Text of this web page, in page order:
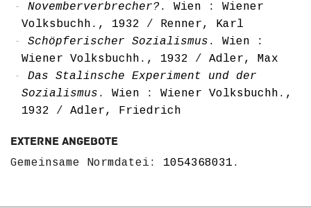
Novemberverbrecher?. Wien : Wiener
Volksbuchh., 1932 / Renner, Karl
Schöpferischer Sozialismus . Wien :
Wiener Volksbuchh., 1932 / Adler, Max
Das Stalinsche Experiment und der
Sozialismus . Wien : Wiener Volksbuchh.,
1932 / Adler, Friedrich
Externe Angebote
Gemeinsame Normdatei: 1054368031 .